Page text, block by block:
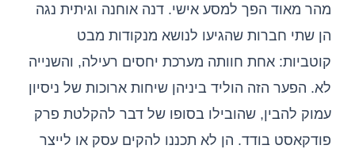
מהר מאוד הפך למסע אישי. דנה אוחנה וגיתית נגה
הן שתי חברות שהגיעו לנושא מנקודות מבט
קוטביות: אחת חוותה מערכת יחסים רעילה, והשנייה
לא. הפער הזה הוליד ביניהן שיחות ארוכות של ניסיון
עמוק להבין, שהובילו בסופו של דבר להקלטת פרק
פודקאסט בודד. הן לא תכננו להקים עסק או לייצר